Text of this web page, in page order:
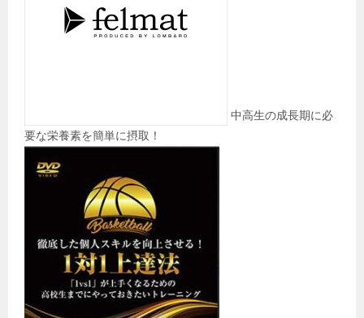
中高生の成長期に必
要な栄養素を簡単に摂取！